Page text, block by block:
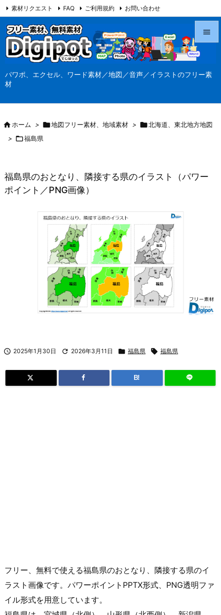
パワポ、エクセル、ワード素材／地図／音声／イラストのフリー素
材




素材リクエスト FAQ ご利用規約 お問い合わせ
当サイト（Digipot.net）について
ホーム > 地図フリー素材、地域素材 > 北海道、東北地方地図
> 福島県
福島県のおとなり、隣接する県のイラスト（パワー
ポイント／PNG画像）
 2025年1月30日  2026年3月11日  福島県  福島県
B!
フリー、無料で使える福島県のおとなり、隣接する県のイ
ラスト画像です。パワーポイントPPTX形式、PNG透明ファ
イル形式を用意しています。